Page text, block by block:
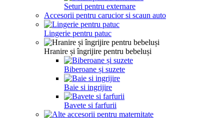
Seturi pentru externare
Accesorii pentru carucior si scaun auto
Lingerie pentru patuc
Hranire și îngrijire pentru bebeluși
Biberoane și suzete
Baie si ingrijire
Bavete si farfurii